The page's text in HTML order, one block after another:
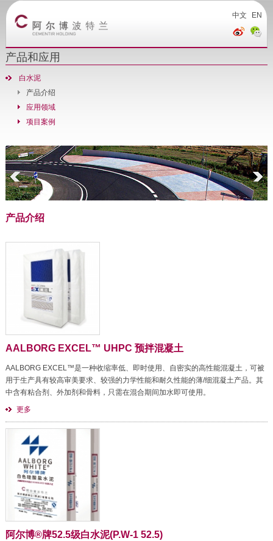
中文 EN
产品和应用
白水泥
产品介绍
应用领域
项目案例
产品介绍
AALBORG EXCEL™ UHPC 预拌混凝土
AALBORG EXCEL™是一种收缩率低、即时使用、自密实的高性能混凝土，可被
用于生产具有较高审美要求、较强的力学性能和耐久性能的薄/细混凝土产品。其
中含有粘合剂、外加剂和骨料，只需在混合期间加水即可使用。
更多
阿尔博®牌52.5级白水泥(P.W-1 52.5)